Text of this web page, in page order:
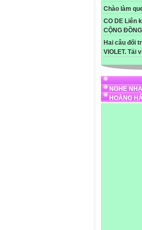
Chào làm
CO DE Liên
CỘNG
Hai câu đối
VIOLET. Tải
NGHE
HOÀNG